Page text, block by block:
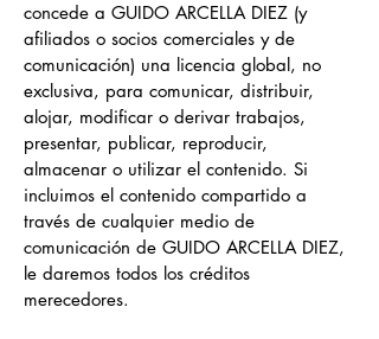
concede a GUIDO ARCELLA DIEZ (y
afiliados o socios comerciales y de
comunicación) una licencia global, no
exclusiva, para comunicar, distribuir,
alojar, modificar o derivar trabajos,
presentar, publicar, reproducir,
almacenar o utilizar el contenido. Si
incluimos el contenido compartido a
través de cualquier medio de
comunicación de GUIDO ARCELLA DIEZ,
le daremos todos los créditos
merecedores.